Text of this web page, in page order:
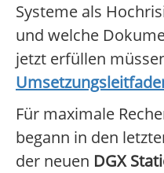
Systeme als
und welche
jetzt erfüllen
Für maximale
begann in den
der neuen DGX